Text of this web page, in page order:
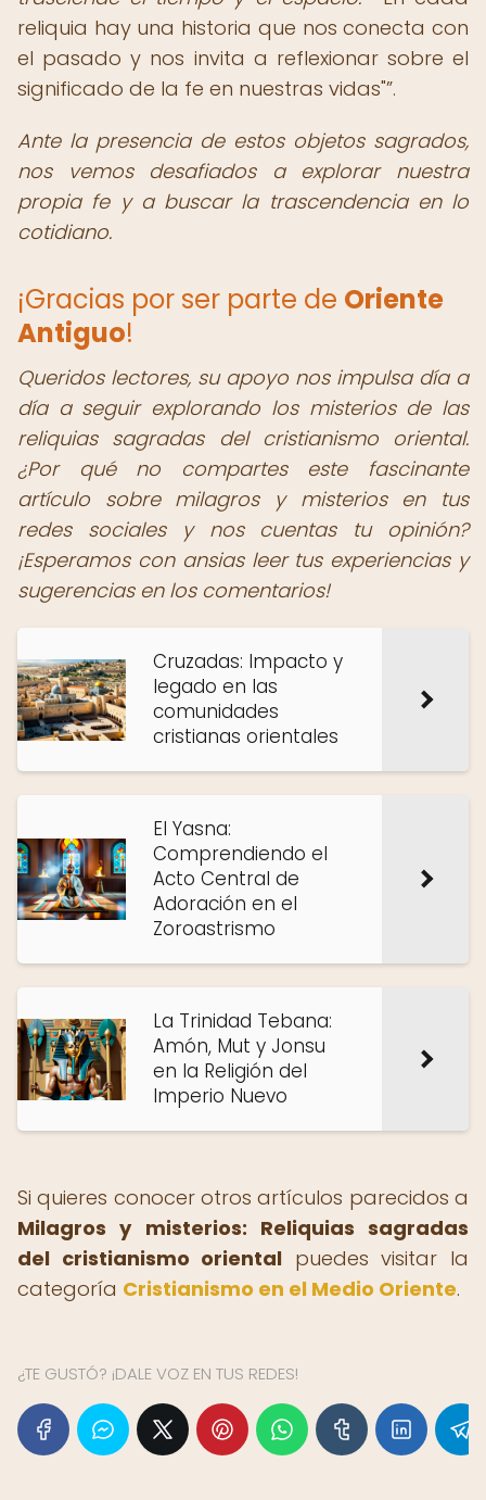
reliquia hay una historia que nos conecta con
el pasado y nos invita a reflexionar sobre el
significado de la fe en nuestras vidas" .
Ante la presencia de estos objetos sagrados,
nos vemos desafiados a explorar nuestra
propia fe y a buscar la trascendencia en lo
cotidiano.
¡Gracias por ser parte de Oriente
Antiguo!
Queridos lectores, su apoyo nos impulsa día a
día a seguir explorando los misterios de las
reliquias sagradas del cristianismo oriental.
¿Por qué no compartes este fascinante
artículo sobre milagros y misterios en tus
redes sociales y nos cuentas tu opinión?
¡Esperamos con ansias leer tus experiencias y
sugerencias en los comentarios!
Cruzadas: Impacto y
legado en las
comunidades
cristianas orientales
El Yasna:
Comprendiendo el
Acto Central de
Adoración en el
Zoroastrismo
La Trinidad Tebana:
Amón, Mut y Jonsu
en la Religión del
Imperio Nuevo
Si quieres conocer otros artículos parecidos a
Milagros y misterios: Reliquias sagradas
del cristianismo oriental puedes visitar la
categoría Cristianismo en el Medio Oriente.
¿TE GUSTÓ? ¡DALE VOZ EN TUS REDES!